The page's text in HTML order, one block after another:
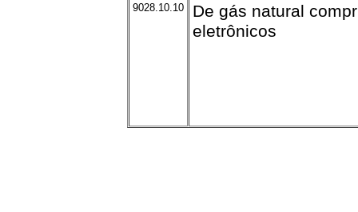
9028.10.10
De gás natural
eletrônicos